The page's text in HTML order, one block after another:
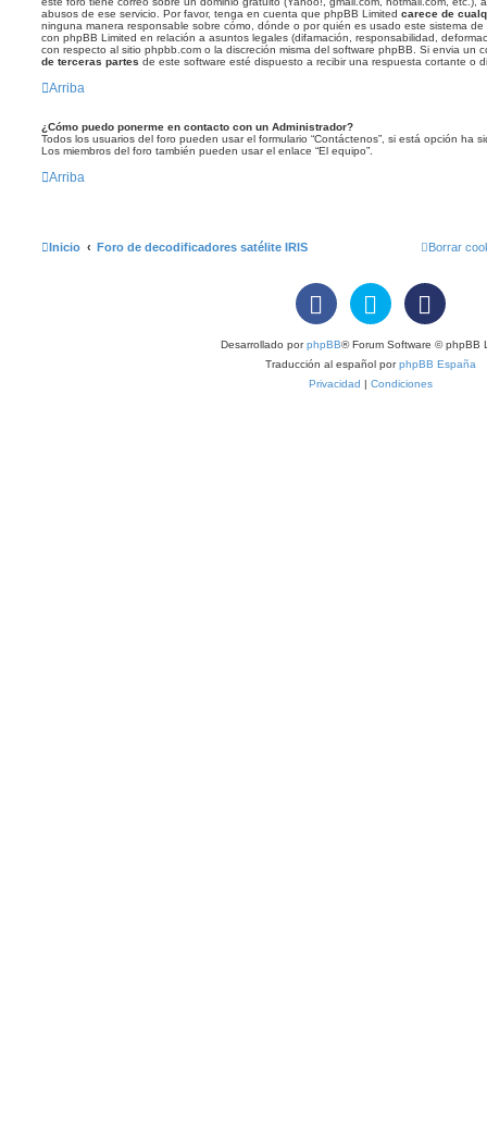
abusos de ese servicio. Por favor, tenga en cuenta que phpBB Limited carece de
ninguna manera responsable sobre cómo, dónde o por quién es usado este sistema
con phpBB Limited en relación a asuntos legales (difamación, responsabilidad,
con respecto al sitio phpbb.com o la discreción misma del software phpBB. Si envia un
de terceras partes de este software esté dispuesto a recibir una respuesta cortante o
Arriba
¿Cómo puedo ponerme en contacto con un Administrador?
Todos los usuarios del foro pueden usar el formulario “Contáctenos”, si está opción ha
Los miembros del foro también pueden usar el enlace “El equipo”.
Arriba
Inicio Foro de decodificadores satélite IRIS Borrar
Desarrollado porphpBB® Forum Software © phpBB
Traducción al español porphpBB España
Privacidad | Condiciones